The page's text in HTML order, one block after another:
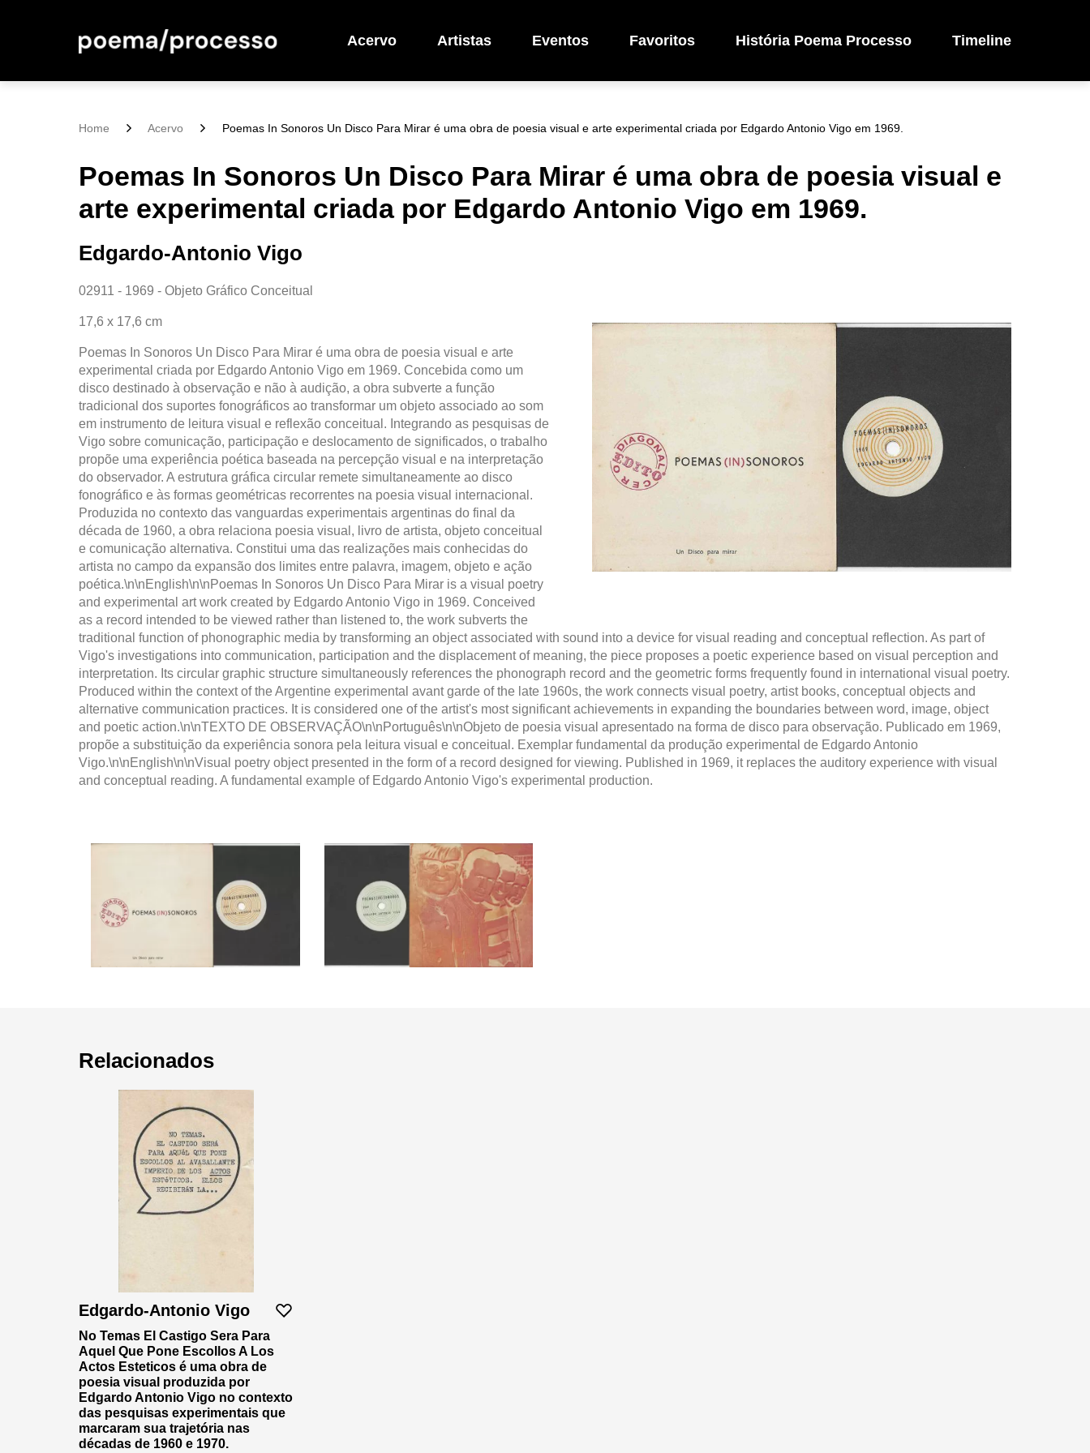
Acervo Artistas Eventos Favoritos História Poema Processo Timeline
Home Acervo Poemas In Sonoros Un Disco Para Mirar é uma obra de poesia visual e arte experimental criada por Edgardo Antonio Vigo em 1969.
Poemas In Sonoros Un Disco Para Mirar é uma obra de poesia visual e
arte experimental criada por Edgardo Antonio Vigo em 1969.
Edgardo-Antonio Vigo
02911 - 1969 - Objeto Gráfico Conceitual
17,6 x 17,6 cm
Poemas In Sonoros Un Disco Para Mirar é uma obra de poesia visual e arte
experimental criada por Edgardo Antonio Vigo em 1969. Concebida como um
disco destinado à observação e não à audição, a obra subverte a função
tradicional dos suportes fonográficos ao transformar um objeto associado ao som
em instrumento de leitura visual e reflexão conceitual. Integrando as pesquisas de
Vigo sobre comunicação, participação e deslocamento de significados, o trabalho
propõe uma experiência poética baseada na percepção visual e na interpretação
do observador. A estrutura gráfica circular remete simultaneamente ao disco
fonográfico e às formas geométricas recorrentes na poesia visual internacional.
Produzida no contexto das vanguardas experimentais argentinas do final da
década de 1960, a obra relaciona poesia visual, livro de artista, objeto conceitual
e comunicação alternativa. Constitui uma das realizações mais conhecidas do
artista no campo da expansão dos limites entre palavra, imagem, objeto e ação
poética.\n\nEnglish\n\nPoemas In Sonoros Un Disco Para Mirar is a visual poetry
and experimental art work created by Edgardo Antonio Vigo in 1969. Conceived
as a record intended to be viewed rather than listened to, the work subverts the
traditional function of phonographic media by transforming an object associated with sound into a device for visual reading and conceptual reflection. As part of
Vigo's investigations into communication, participation and the displacement of meaning, the piece proposes a poetic experience based on visual perception and
interpretation. Its circular graphic structure simultaneously references the phonograph record and the geometric forms frequently found in international visual poetry.
Produced within the context of the Argentine experimental avant garde of the late 1960s, the work connects visual poetry, artist books, conceptual objects and
alternative communication practices. It is considered one of the artist's most significant achievements in expanding the boundaries between word, image, object
and poetic action.\n\nTEXTO DE OBSERVAÇÃO\n\nPortuguês\n\nObjeto de poesia visual apresentado na forma de disco para observação. Publicado em 1969,
propõe a substituição da experiência sonora pela leitura visual e conceitual. Exemplar fundamental da produção experimental de Edgardo Antonio
Vigo.\n\nEnglish\n\nVisual poetry object presented in the form of a record designed for viewing. Published in 1969, it replaces the auditory experience with visual
and conceptual reading. A fundamental example of Edgardo Antonio Vigo's experimental production.
Relacionados
Edgardo-Antonio Vigo
No Temas El Castigo Sera Para
Aquel Que Pone Escollos A Los
Actos Esteticos é uma obra de
poesia visual produzida por
Edgardo Antonio Vigo no contexto
das pesquisas experimentais que
marcaram sua trajetória nas
décadas de 1960 e 1970.